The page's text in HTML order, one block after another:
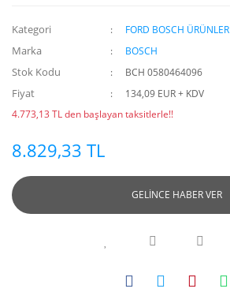
Kategori FORD BOSCH ÜRÜNLER
Marka BOSCH
Stok Kodu BCH 0580464096
Fiyat
134,09 EUR + KDV
4.773,13 TL den başlayan taksitlerle!!
8.829,33 TL
GELİNCE HABER VER